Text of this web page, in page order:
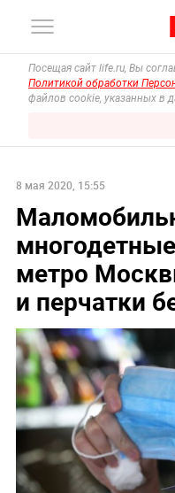
Посещая сайт life.ru, Вы
Политикой обработки
файлов cookie, указанных в
8 мая 2020, 15:55
метро
и перчатки